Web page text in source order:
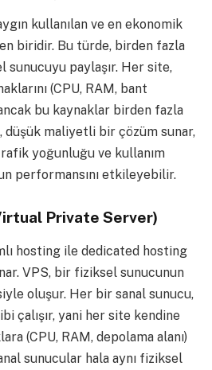
kullanılan ve en ekonomik
biridir. Bu türde, birden fazla
sunucuyu paylaşır. Her site,
(CPU, RAM, bant
bu kaynaklar birden fazla
düşük maliyetli bir çözüm sunar,
yoğunluğu ve kullanım
performansını etkileyebilir.
Private Server)
hosting ile dedicated hosting
VPS, bir fiziksel sunucunun
oluşur. Her bir sanal sunucu,
çalışır, yani her site kendine
(CPU, RAM, depolama alanı)
sunucular hala aynı fiziksel